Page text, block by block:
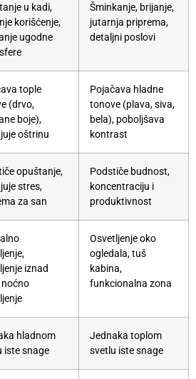
u kadi,
korišćenje,
ugodne
Šminkanje, brijanje,
jutarnja priprema,
detaljni poslovi
tople
(drvo,
boje),
oštrinu
Pojačava hladne
tonove (plava, siva,
bela), poboljšava
kontrast
opuštanje,
stres,
za san
Podstiče budnost,
koncentraciju i
produktivnost
iznad
noćno
Osvetljenje oko
ogledala, tuš
kabina,
funkcionalna zona
hladnom
iste snage
Jednaka toplom
svetlu iste snage